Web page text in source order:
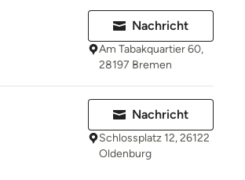
Nachricht
Am Tabakquartier 60,
28197 Bremen
Nachricht
Schlossplatz 12, 26122
Oldenburg